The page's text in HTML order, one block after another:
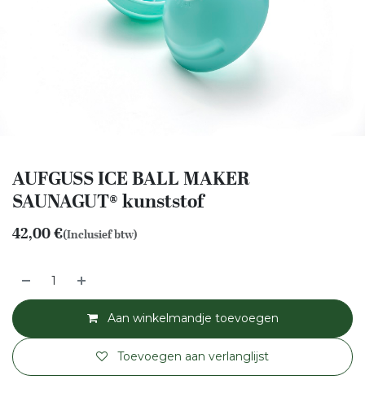
AUFGUSS ICE BALL MAKER
SAUNAGUT® kunststof
42,00€(Inclusief btw)
Aan winkelmandje toevoegen
Toevoegen aan verlanglijst